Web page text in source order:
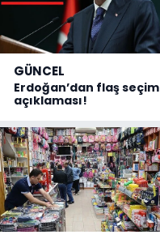
GÜNCEL
Erdoğan’dan flaş seçim
açıklaması!